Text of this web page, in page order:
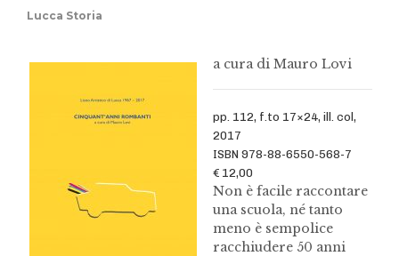
Lucca Storia
a cura di Mauro Lovi
pp. 112, f.to 17×24, ill. col,
2017
ISBN 978-88-6550-568-7
€ 12,00
Non è facile raccontare
una scuola, né tanto
meno è sempolice
racchiudere 50 anni